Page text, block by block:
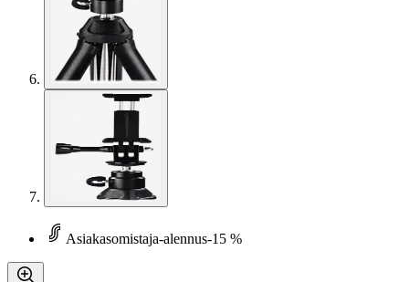
Asiakasomistaja-alennus-15 %